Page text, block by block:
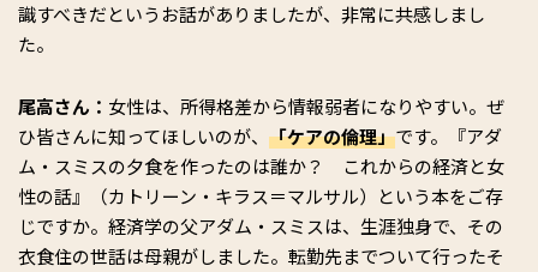
識すべきだというお話がありましたが、非常に共感しまし
た。
尾高さん： 女性は、所得格差から情報弱者になりやすい。ぜ
ひ皆さんに知ってほしいのが、 「ケアの倫理」です。『アダ
ム・スミスの夕食を作ったのは誰か？ これからの経済と女
性の話』（カトリーン・キラス＝マルサル）という本をご存
じですか。経済学の父アダム・スミスは、生涯独身で、その
衣食住の世話は母親がしました。転勤先までついて行ったそ